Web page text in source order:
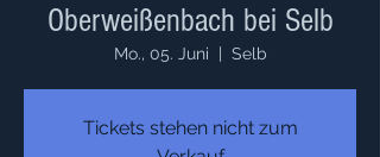
Oberweißenbach bei Selb
Mo., 05. Juni Selb
Tickets stehen nicht zum